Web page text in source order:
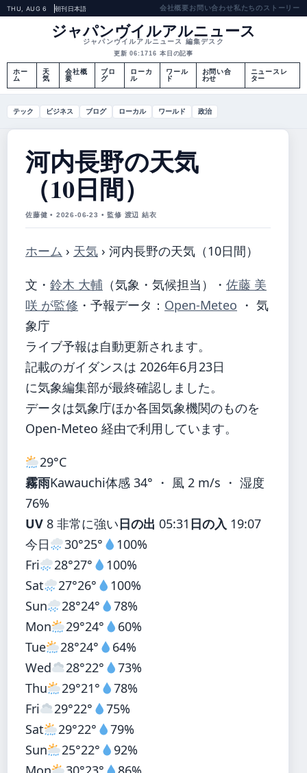
THU, AUG 6 朝刊日本語 会社概要お問い合わせ私たちのストーリー
ジャパンヴイルアルニュース
ジャパンヴイルアルニュース 編集デスク
更新 06:1716 本日の記事
ホー
ム
天
気
会社概
要
ブロ
グ
ローカ
ル
ワール
ド
お問い合
わせ
ニュースレ
ター
テック ビジネス ブログ ローカル ワールド 政治
河内長野の天気
（10日間）
佐藤健 • 2026-06-23 • 監修 渡辺 結衣
ホーム › 天気 › 河内長野の天気（10日間）
文・ 鈴木 大輔 （気象・気候担当） ・ 佐藤 美
咲 が監修 ・ 予報データ： Open-Meteo ・ 気
象庁
ライブ予報は自動更新されます。
記載のガイダンスは 2026年6月23日
に気象編集部が最終確認しました。
データは気象庁ほか各国気象機関のものを
Open-Meteo 経由で利用しています。
29°C
霧雨Kawauchi体感 34° ・ 風 2 m/s ・ 湿度
76%
UV 8 非常に強い日の出 05:31 日の入 19:07
今日
30°25°
100%
Fri
28°27°
100%
Sat
27°26°
100%
Sun
28°24°
78%
Mon
29°24°
60%
Tue
28°24°
64%
Wed
28°22°
73%
Thu
29°21°
78%
Fri
29°22°
75%
Sat
29°22°
79%
Sun
25°22°
92%